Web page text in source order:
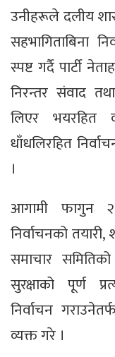
उनीहरूले दलीय
सहभागिताबिना
स्पष्ट गर्दै पार्टी
निरन्तर संवाद
लिएर भयरहित
धाँधलिरहित
।
आगामी फागुन
निर्वाचनको तयारी,
समाचार
सुरक्षाको पूर्ण
निर्वाचन
व्यक्त गरे ।